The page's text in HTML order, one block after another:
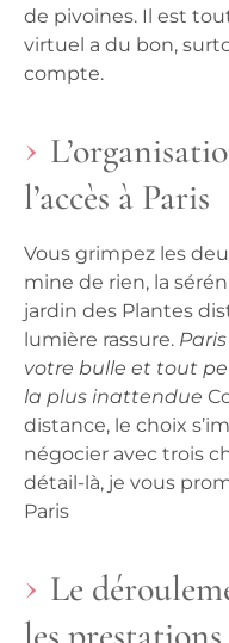
de pivoines. Il est
virtuel a du bon,
compte.
l’accès à Paris
Vous grimpez les
mine de rien, la
jardin des Plantes
lumière rassure.
votre bulle et tout
la plus inattendue
distance, le choix
négocier avec trois
détail-là, je vous
Paris
Le